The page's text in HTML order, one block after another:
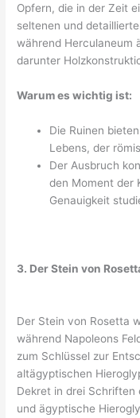
Opfern, die in der Zeit
seltenen und
während Herculaneum
darunter
Warum es wichtig ist:
Die Ruinen
Lebens, der
Der Ausbruch
den Moment der
Genauigkeit
3. Der Stein von
Der Stein von Rosetta
während Napoleons
zum Schlüssel zur
altägyptischen
Dekret in drei
und ägyptische